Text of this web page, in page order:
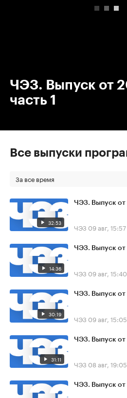
ЧЭЗ. Выпуск от
часть 1
Все выпуски
За все время
32:53
ЧЭЗ. Выпуск от
ЧЭЗ 09 авг, 15:57
14:36
ЧЭЗ. Выпуск от
ЧЭЗ 09 авг, 15:40
30:19
ЧЭЗ. Выпуск от
ЧЭЗ 09 авг, 15:05
31:11
ЧЭЗ. Выпуск от
ЧЭЗ 08 авг, 19:05
ЧЭЗ. Выпуск от